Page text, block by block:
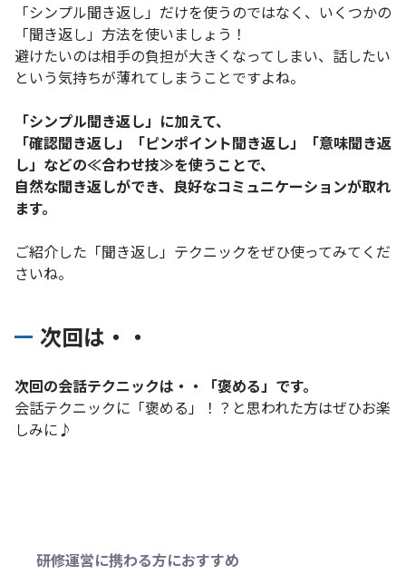
「シンプル聞き返し」だけを使うのではなく、いくつかの
「聞き返し」方法を使いましょう！
避けたいのは相手の負担が大きくなってしまい、話したい
という気持ちが薄れてしまうことですよね。
「シンプル聞き返し」に加えて、
「確認聞き返し」「ピンポイント聞き返し」「意味聞き返
し」などの≪合わせ技≫を使うことで、
自然な聞き返しができ、良好なコミュニケーションが取れ
ます。
ご紹介した「聞き返し」テクニックをぜひ使ってみてくだ
さいね。
次回は・・
次回の会話テクニックは・・「褒める」です。
会話テクニックに「褒める」！？と思われた方はぜひお楽
しみに♪
研修運営に携わる方におすすめ